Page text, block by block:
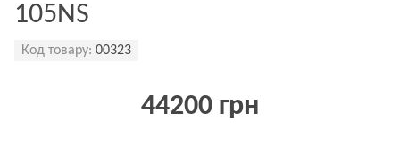
105NS
Код товару: 00323
44200 грн